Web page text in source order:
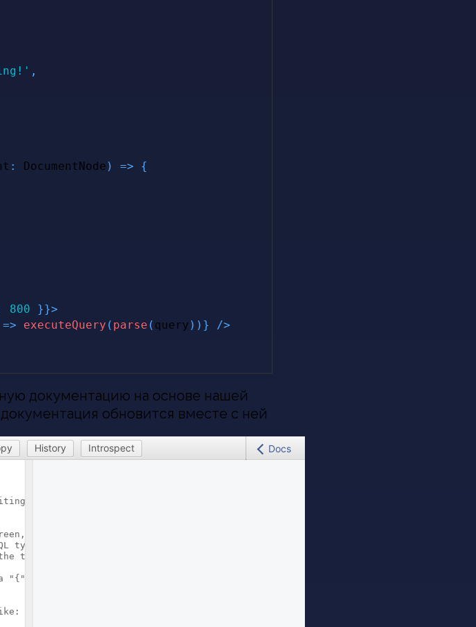
,
: DocumentNode ) =>
{
800 }}>
=> executeQuery ( parse ( query ) ) } />
документацию на основе нашей
обновится вместе с ней
History Introspect Docs
validating, and
and you will see intelligent
type schema and live syntax and
text.
"{" character. Lines that start